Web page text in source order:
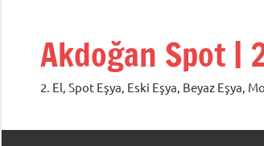
Akdoğan Spot |
2. El, Spot Eşya, Eski Eşya, Beyaz Eşya,